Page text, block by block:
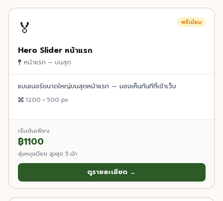
🏅 พรีเมียม
Hero Slider หน้าแรก
หน้าแรก — บนสุด
แบนเนอร์ขนาดใหญ่บนสุดหน้าแรก — มองเห็นทันทีที่เข้าเว็บ
1200 × 500 px
เริ่มต้นเพียง
฿1100
สุ่มหมุนเวียน สูงสุด 5 เจ้า
ดูรายละเอียด →